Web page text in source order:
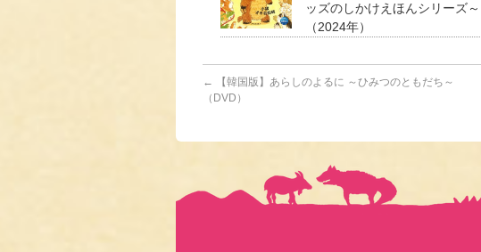
ッズのしかけえほんシリーズ～
（2024年）
←
【韓国版】あらしのよるに ～ひみつのともだち～
（DVD）